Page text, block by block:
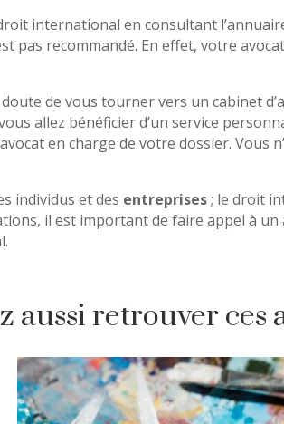
international en consultant
pas recommandé. En effet, votre
de vous tourner vers un cabinet
allez bénéficier d’un service
en charge de votre dossier. Vous
individus et des entreprises; le droit
il est important de faire appel à
aussi retrouver ces